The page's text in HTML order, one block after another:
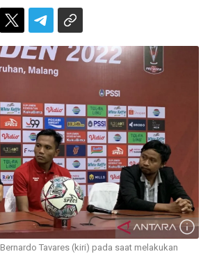
Tavares (kiri) pada saat melakukan